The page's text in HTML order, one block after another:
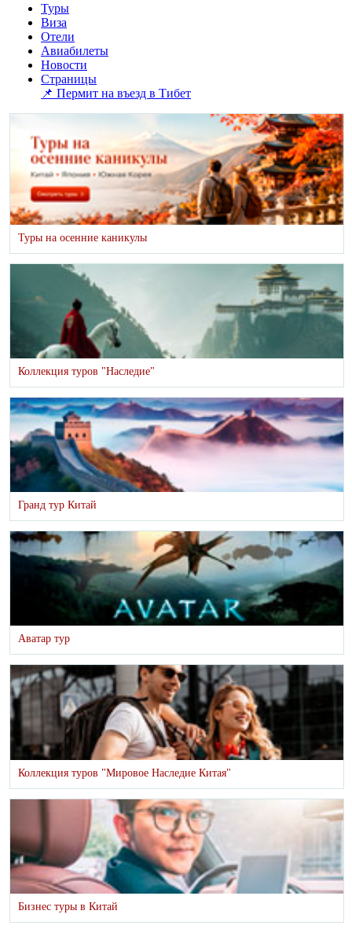
Туры
Виза
Отели
Авиабилеты
Новости
Страницы
📌 Пермит на въезд в Тибет
Туры на осенние каникулы
Коллекция туров "Наследие"
Гранд тур Китай
Аватар тур
Коллекция туров "Мировое Наследие Китая"
Бизнес туры в Китай